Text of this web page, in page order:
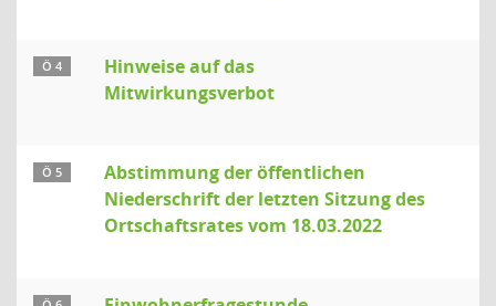
Ö 4
Hinweise auf das
Mitwirkungsverbot
Ö 5
Abstimmung der öffentlichen
Niederschrift der letzten Sitzung des
Ortschaftsrates vom 18.03.2022